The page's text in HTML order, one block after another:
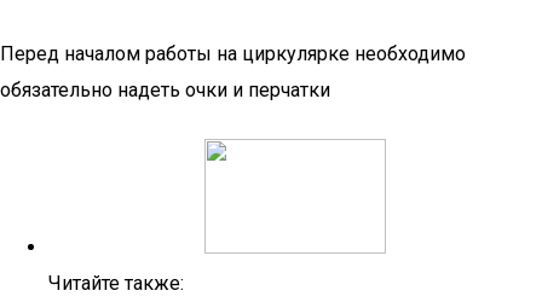
Перед началом работы на циркулярке необходимо
обязательно надеть очки и перчатки
Читайте также: